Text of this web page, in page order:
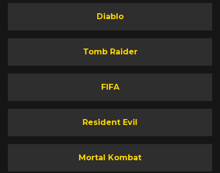
Diablo
Tomb Raider
FIFA
Resident Evil
Mortal Kombat